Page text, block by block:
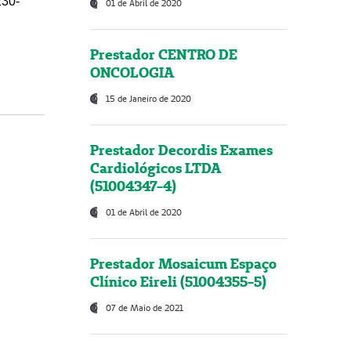
01 de Abril de 2020
Prestador CENTRO DE
ONCOLOGIA
15 de Janeiro de 2020
Prestador Decordis Exames
Cardiológicos LTDA
(51004347-4)
01 de Abril de 2020
Prestador Mosaicum Espaço
Clínico Eireli (51004355-5)
07 de Maio de 2021